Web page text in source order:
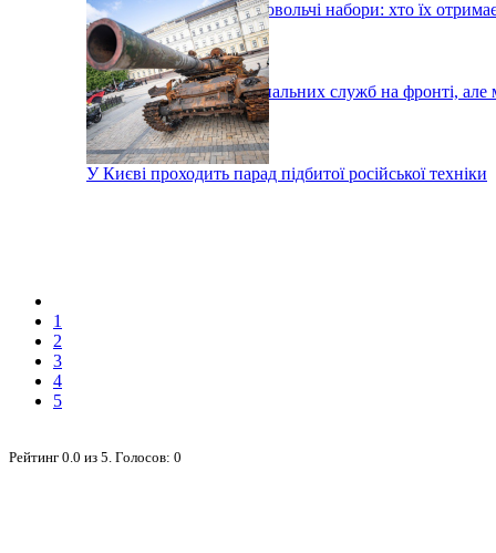
У Києві роздадуть продовольчі набори: хто їх
Тисячі робітників комунальних служб на фронті, але
У Києві проходить парад підбитої російської техніки
1
2
3
4
5
Рейтинг 0.0 из 5 . Голосов: 0